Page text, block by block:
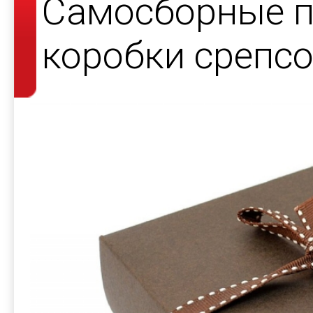
Самосборные
коробки